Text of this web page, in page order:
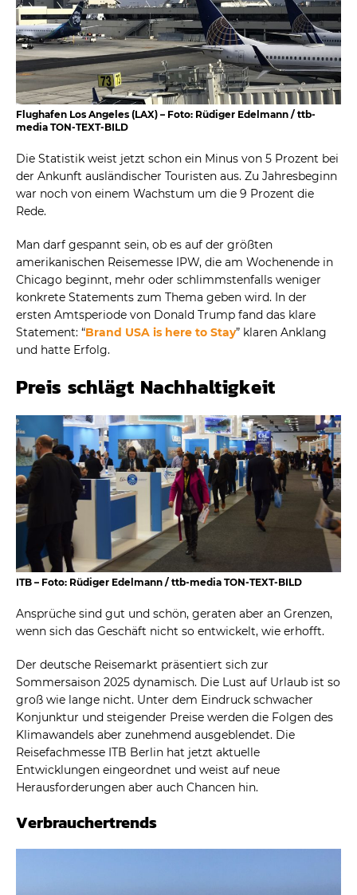
Flughafen Los Angeles (LAX) – Foto: Rüdiger Edelmann / ttb-
media TON-TEXT-BILD
Die Statistik weist jetzt schon ein Minus von 5 Prozent bei
der Ankunft ausländischer Touristen aus. Zu Jahresbeginn
war noch von einem Wachstum um die 9 Prozent die
Rede.
Man darf gespannt sein, ob es auf der größten
amerikanischen Reisemesse IPW, die am Wochenende in
Chicago beginnt, mehr oder schlimmstenfalls weniger
konkrete Statements zum Thema geben wird. In der
ersten Amtsperiode von Donald Trump fand das klare
Statement: “Brand USA is here to Stay” klaren Anklang
und hatte Erfolg.
Preis schlägt Nachhaltigkeit
ITB – Foto: Rüdiger Edelmann / ttb-media TON-TEXT-BILD
Ansprüche sind gut und schön, geraten aber an Grenzen,
wenn sich das Geschäft nicht so entwickelt, wie erhofft.
Der deutsche Reisemarkt präsentiert sich zur
Sommersaison 2025 dynamisch. Die Lust auf Urlaub ist so
groß wie lange nicht. Unter dem Eindruck schwacher
Konjunktur und steigender Preise werden die Folgen des
Klimawandels aber zunehmend ausgeblendet. Die
Reisefachmesse ITB Berlin hat jetzt aktuelle
Entwicklungen eingeordnet und weist auf neue
Herausforderungen aber auch Chancen hin.
Verbrauchertrends